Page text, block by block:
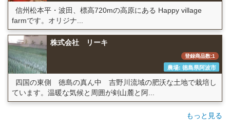
信州松本平・波田、標高720mの高原にある Happy village
farmです。オリジナ...
株式会社 リーキ
登録商品数:1
農場: 徳島県阿波市
四国の東側 徳島の真ん中 吉野川流域の肥沃な土地で栽培し
ています。温暖な気候と周囲が剣山麓と阿...
もっと見る